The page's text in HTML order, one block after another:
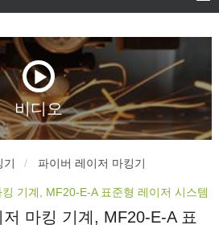
비디오
기
파이버 레이저 마킹기
기계, MF20-E-A 표준형 레이저 시스템
마킹 기계, MF20-E-A 표